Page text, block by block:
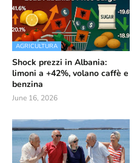
AGRICULTURA
Shock prezzi in Albania:
limoni a +42%, volano caffè e
benzina
June 16, 2026